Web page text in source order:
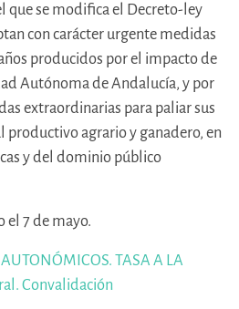
que se modifica el Decreto-ley
con carácter urgente medidas
producidos por el impacto de
Autónoma de Andalucía, y por
extraordinarias para paliar sus
productivo agrario y ganadero, en
y del dominio público
el 7 de mayo.
TASA A LA
Convalidación